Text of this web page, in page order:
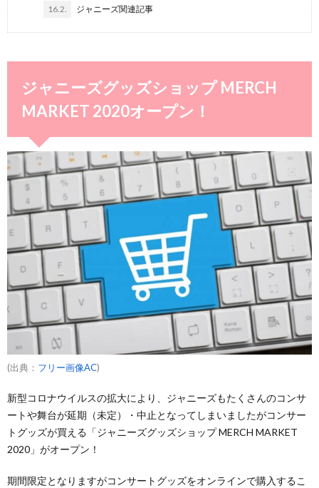
16.2. ジャニーズ関連記事
ジャニーズグッズショップ MERCH
MARKET 2020オープン！
(出典： フリー画像AC)
新型コロナウイルスの拡大により、ジャニーズもたくさんのコンサ
ートや舞台が延期（未定）・中止となってしまいましたがコンサー
トグッズが買える「ジャニーズグッズショップ MERCH MARKET
2020」がオープン！
期間限定となりますがコンサートグッズをオンラインで購入するこ